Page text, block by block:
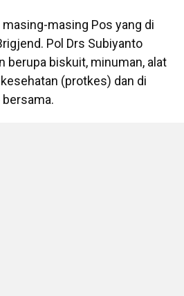
masing Pos yang di
Pol Drs Subiyanto
berupa biskuit, minuman, alat
(protkes) dan di